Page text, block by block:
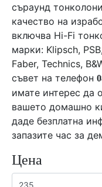
съраунд
качество на
включва Hi-Fi
марки: Klipsch, PSB,
Faber, Technics,
съвет на телефон
имате интерес да
вашето домашно
даде безплатна
запазите час за
Цена